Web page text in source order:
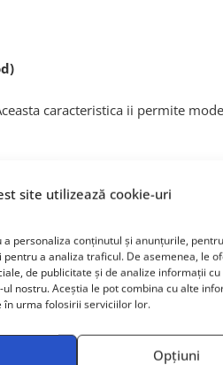
site utilizează cookie-uri
a personaliza conținutul și anunțurile,
a analiza traficul. De asemenea, le
de publicitate și de analize informații
nostru. Aceștia le pot combina cu alte
în urma folosirii serviciilor lor.
Opțiuni
caracteristica ii permite
omniprezent in viata digitala: